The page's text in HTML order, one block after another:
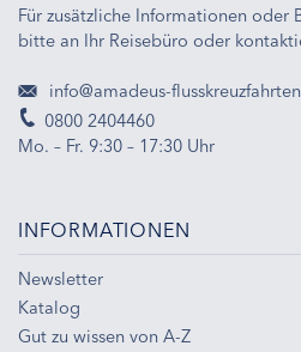
Für zusätzliche Informationen oder
bitte an Ihr Reisebüro oder
info@amadeus-
0800 2404460
Mo. – Fr. 9:30 – 17:30 Uhr
INFORMATIONEN
Newsletter
Katalog
Gut zu wissen von A-Z